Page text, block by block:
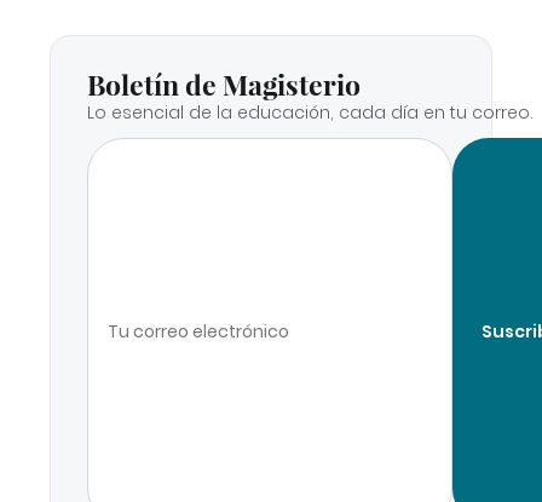
Boletín de Magisterio
Lo esencial de la educación, cada día en tu correo.